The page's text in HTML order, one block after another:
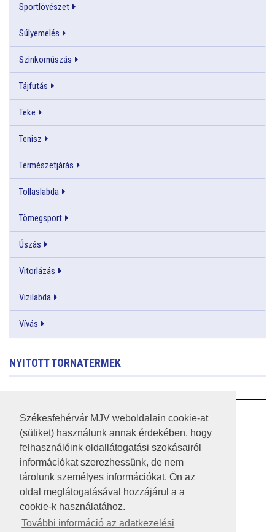
Székesfehérvár MJV weboldalain cookie-at
(sütiket) használunk annak érdekében, hogy
felhasználóink oldallátogatási szokásairól
információkat szerezhessünk, de nem
tárolunk személyes információkat. Ön az
oldal meglátogatásával hozzájárul a a
cookie-k használatához.
További információ az adatkezelési
Sportlövészet
Súlyemelés
Szinkornúszás
Tájfutás
Teke
Tenisz
Természetjárás
Tollaslabda
Tömegsport
Úszás
Vitorlázás
Vizilabda
Vívás
NYITOTT TORNATERMEK
RSS
A HONLAP 2017.03.31-I ÁLLAPOTA
JOGI NYILATKOZAT
IMPRESSZUM